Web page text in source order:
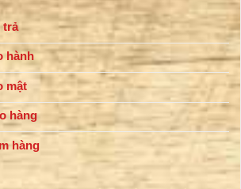
trả
hành
mật
hàng
hàng